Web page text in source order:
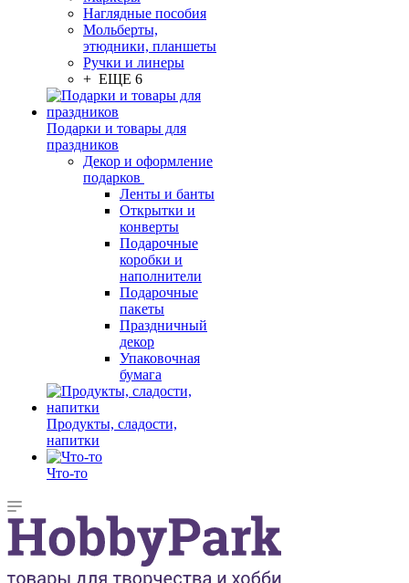
Наглядные пособия
Мольберты,
этюдники, планшеты
Ручки и линеры
+ ЕЩЕ 6
Подарки и товары для
праздников
Декор и оформление
подарков
Ленты и банты
Открытки и
конверты
Подарочные
коробки и
наполнители
Подарочные
пакеты
Праздничный
декор
Упаковочная
бумага
Продукты, сладости,
напитки
Что-то